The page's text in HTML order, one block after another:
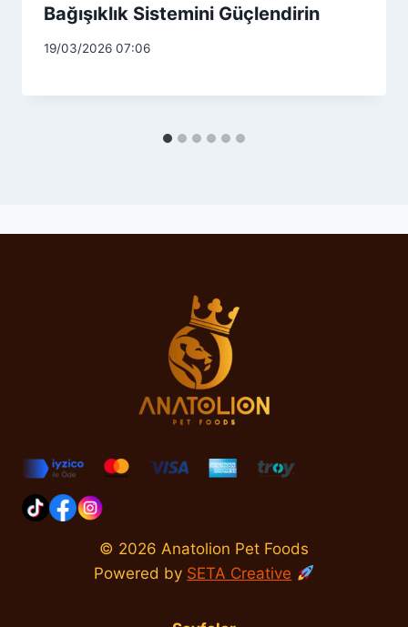
Bağışıklık Sistemini Güçlendirin
19/03/2026 07:06
© 2026 Anatolion Pet Foods
Powered by SETA Creative